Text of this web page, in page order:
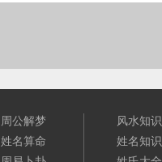
周公解梦
姓名算命
风水知识
姓名知识